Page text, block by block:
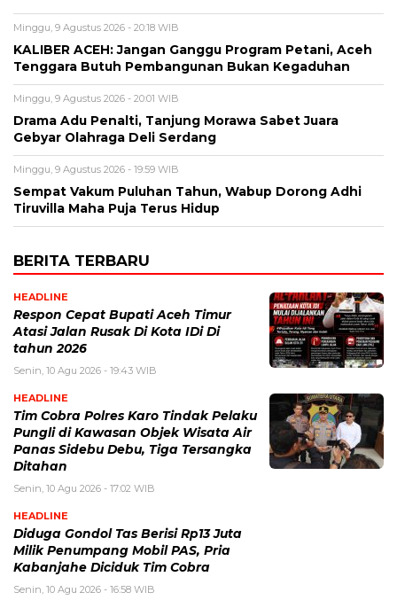
Minggu, 9 Agustus 2026 - 20:18 WIB
KALIBER ACEH: Jangan Ganggu Program Petani, Aceh
Tenggara Butuh Pembangunan Bukan Kegaduhan
Minggu, 9 Agustus 2026 - 20:01 WIB
Drama Adu Penalti, Tanjung Morawa Sabet Juara
Gebyar Olahraga Deli Serdang
Minggu, 9 Agustus 2026 - 19:59 WIB
Sempat Vakum Puluhan Tahun, Wabup Dorong Adhi
Tiruvilla Maha Puja Terus Hidup
BERITA TERBARU
HEADLINE
Respon Cepat Bupati Aceh Timur
Atasi Jalan Rusak Di Kota IDi Di
tahun 2026
Senin, 10 Agu 2026 - 19:43 WIB
HEADLINE
Tim Cobra Polres Karo Tindak Pelaku
Pungli di Kawasan Objek Wisata Air
Panas Sidebu Debu, Tiga Tersangka
Ditahan
Senin, 10 Agu 2026 - 17:02 WIB
HEADLINE
Diduga Gondol Tas Berisi Rp13 Juta
Milik Penumpang Mobil PAS, Pria
Kabanjahe Diciduk Tim Cobra
Senin, 10 Agu 2026 - 16:58 WIB